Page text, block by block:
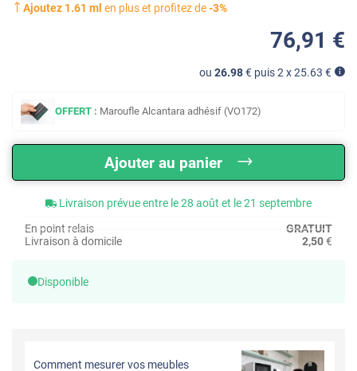
Ajoutez 1.61 ml en plus et profitez de-3%
76,91 €
ou 26.98€ puis 2 x25.63 €
OFFERT : Maroufle Alcantara adhésif (VO172)
Ajouter au panier
Livraison prévue entre le 28 août et le 21 septembre
En point relais
GRATUIT
Livraison à domicile
2,50€
Disponible
Comment mesurer vos meubles